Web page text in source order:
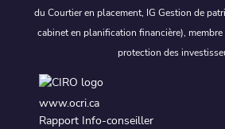
du Courtier en placement, IG Gestion de
cabinet en planification financière),
protection des
www.ocri.ca
Rapport Info-conseiller